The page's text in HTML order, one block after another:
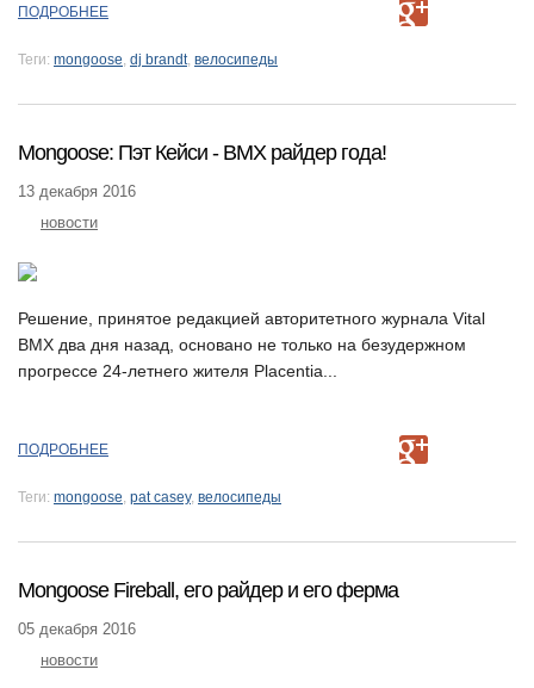
ПОДРОБНЕЕ
Теги: mongoose, dj brandt, велосипеды
Mongoose: Пэт Кейси - BMX райдер года!
13 декабря 2016
новости
Решение, принятое редакцией авторитетного журнала Vital
BMX два дня назад, основано не только на безудержном
прогрессе 24-летнего жителя Placentia...
ПОДРОБНЕЕ
Теги: mongoose, pat casey, велосипеды
Mongoose Fireball, его райдер и его ферма
05 декабря 2016
новости